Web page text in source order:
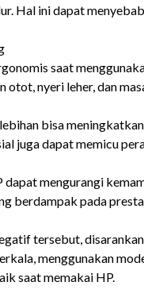
Hal ini dapat
saat
otot, nyeri leher, dan
bisa
juga dapat memicu
dapat mengurangi
berdampak pada
tersebut,
menggunakan
saat memakai HP.